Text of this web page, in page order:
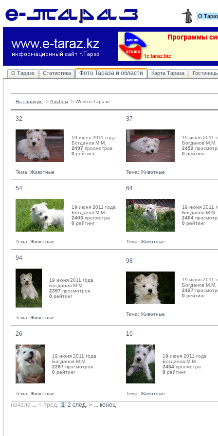
О
О Таразе Статистика Фото Тараза и области Карта Тараза
На главную -> Альбом -> Westi в Таразе
32
19 июня 2011 года
Богданов М.М.
2497 просмотров
0 рейтинг
Тема: Животные
37
19 июня 2011
Богданов М.М.
2452
0 рейтинг
Тема: Животные
54
19 июня 2011 года
Богданов М.М.
2403 просмотра
0 рейтинг
Тема: Животные
64
19 июня 2011
Богданов М.М.
2404
0 рейтинг
Тема: Животные
94
19 июня 2011 года
Богданов М.М.
2397 просмотров
0 рейтинг
Тема: Животные
98
19 июня 2011
Богданов М.М.
2427
0 рейтинг
Тема: Животные
26
19 июня 2011 года
Богданов М.М.
2287 просмотров
0 рейтинг
Тема: Животные
10
19 июня 2011 года
Богданов М.М.
2454 просмотра
0 рейтинг
Тема: Животные
начало ... <-пред. 1 2 след.-> ... конец